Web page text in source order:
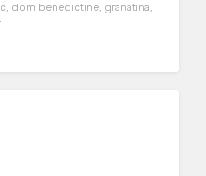
dom benedictine, granatina,